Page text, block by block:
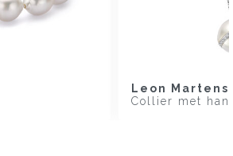
Leon Martens
Collier met